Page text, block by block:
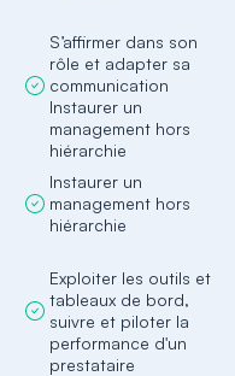
S’affirmer dans son
rôle et adapter sa
communication
Instaurer un
management hors
hiérarchie
Instaurer un
management hors
hiérarchie
Exploiter les outils et
tableaux de bord,
suivre et piloter la
performance d'un
prestataire